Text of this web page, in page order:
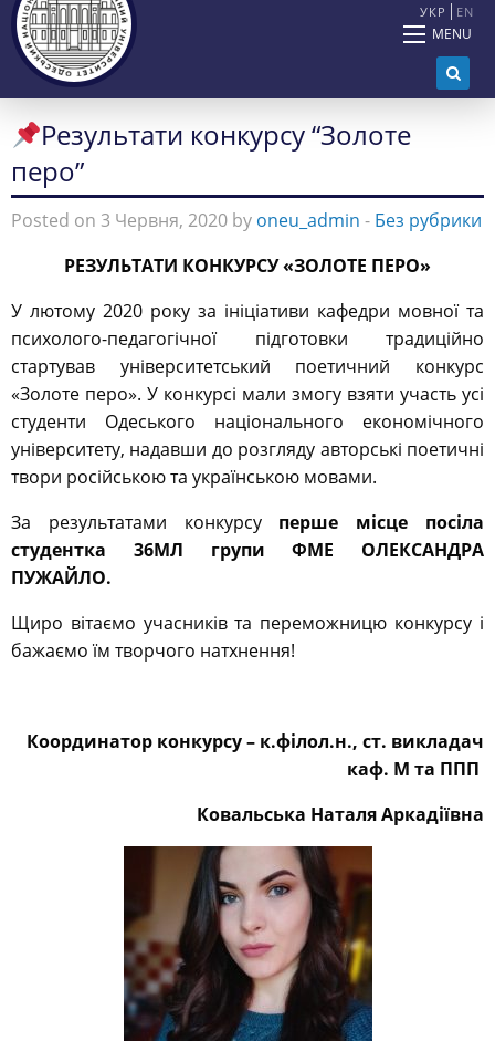
УКР EN
MENU
Результати конкурсу “Золоте
перо”
Posted on 3 Червня, 2020 by oneu_admin - Без рубрики
РЕЗУЛЬТАТИ КОНКУРСУ «ЗОЛОТЕ ПЕРО»
У лютому 2020 року за ініціативи кафедри мовної та
психолого-педагогічної підготовки традиційно
стартував університетський поетичний конкурс
«Золоте перо». У конкурсі мали змогу взяти участь усі
студенти Одеського національного економічного
університету, надавши до розгляду авторські поетичні
твори російською та українською мовами.
За результатами конкурсу перше місце посіла
студентка 36МЛ групи ФМЕ ОЛЕКСАНДРА
ПУЖАЙЛО.
Щиро вітаємо учасників та переможницю конкурсу і
бажаємо їм творчого натхнення!
Координатор конкурсу – к.філол.н., ст. викладач
каф. М та ППП
Ковальська Наталя Аркадіївна